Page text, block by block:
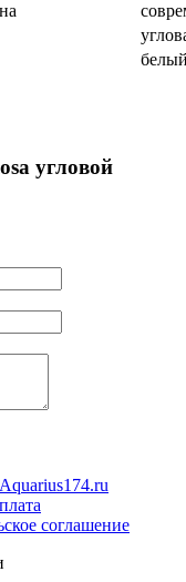
белый
угловой
соглашение